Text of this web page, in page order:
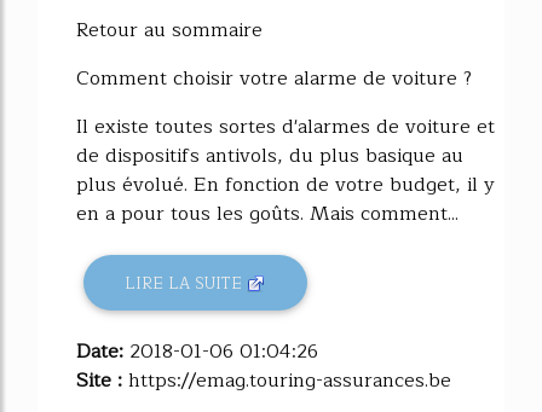
Retour au sommaire
Comment choisir votre alarme de voiture ?
Il existe toutes sortes d'alarmes de voiture et
de dispositifs antivols, du plus basique au
plus évolué. En fonction de votre budget, il y
en a pour tous les goûts. Mais comment...
LIRE LA SUITE
Date: 2018-01-06 01:04:26
Site :https://emag.touring-assurances.be